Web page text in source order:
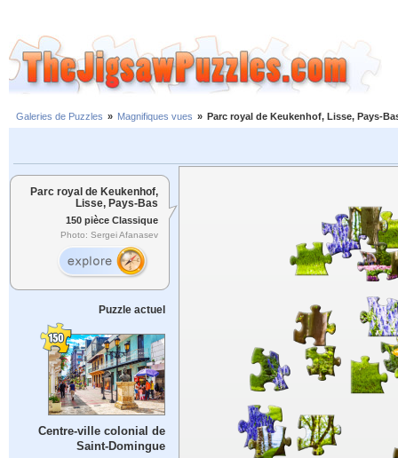
Galeries de Puzzles » Magnifiques vues » Parc royal de Keukenhof, Lisse, Pays-
Parc royal de Keukenhof,
Lisse, Pays-Bas
150 pièce Classique
Photo: Sergei Afanasev
Puzzle actuel
Centre-ville colonial de
Saint-Domingue